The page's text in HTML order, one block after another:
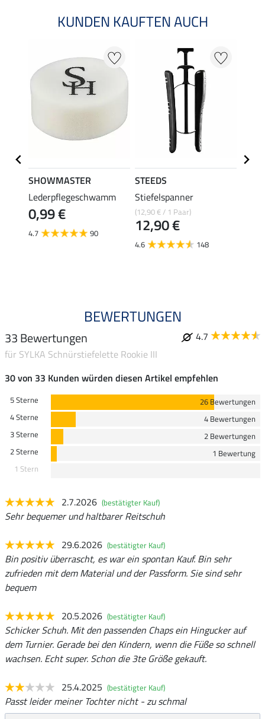
KUNDEN KAUFTEN AUCH
SHOWMASTER
Lederpflegeschwamm
0,99 €
4.7 90
STEEDS
Stiefelspanner
(12,90 € / 1 Paar)
12,90 €
4.6 148
BEWERTUNGEN
33 Bewertungen
4.7
für SYLKA Schnürstiefelette Rookie III
30 von 33 Kunden würden diesen Artikel empfehlen
5 Sterne
26 Bewertungen
4 Sterne
4 Bewertungen
3 Sterne
2 Bewertungen
2 Sterne
1 Bewertung
1 Stern
2.7.2026 (bestätigter Kauf)
Sehr bequemer und haltbarer Reitschuh
29.6.2026 (bestätigter Kauf)
Bin positiv überrascht, es war ein spontan Kauf. Bin sehr
zufrieden mit dem Material und der Passform. Sie sind sehr
bequem
20.5.2026 (bestätigter Kauf)
Schicker Schuh. Mit den passenden Chaps ein Hingucker auf
dem Turnier. Gerade bei den Kindern, wenn die Füße so schnell
wachsen. Echt super. Schon die 3te Größe gekauft.
25.4.2025 (bestätigter Kauf)
Passt leider meiner Tochter nicht - zu schmal